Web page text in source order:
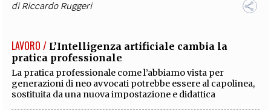
diRiccardo Ruggeri